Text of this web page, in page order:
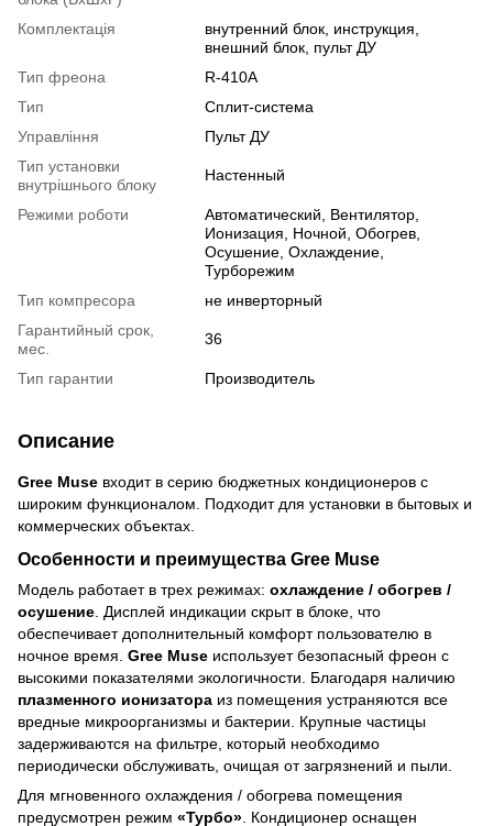
Комплектація
внутренний блок, инструкция,
внешний блок, пульт ДУ
Тип фреона
R-410A
Тип
Сплит-система
Управління
Пульт ДУ
Тип установки
внутрішнього блоку
Настенный
Режими роботи
Автоматический, Вентилятор,
Ионизация, Ночной, Обогрев,
Осушение, Охлаждение,
Турборежим
Тип компресора
не инверторный
Гарантийный срок,
мес.
36
Тип гарантии Производитель
Описание
Gree Muse входит в серию бюджетных кондиционеров с
широким функционалом. Подходит для установки в бытовых и
коммерческих объектах.
Особенности и преимущества Gree Muse
Модель работает в трех режимах: охлаждение / обогрев /
осушение. Дисплей индикации скрыт в блоке, что
обеспечивает дополнительный комфорт пользователю в
ночное время. Gree Muse использует безопасный фреон с
высокими показателями экологичности. Благодаря наличию
плазменного ионизатора из помещения устраняются все
вредные микроорганизмы и бактерии. Крупные частицы
задерживаются на фильтре, который необходимо
периодически обслуживать, очищая от загрязнений и пыли.
Для мгновенного охлаждения / обогрева помещения
предусмотрен режим «Турбо». Кондиционер оснащен